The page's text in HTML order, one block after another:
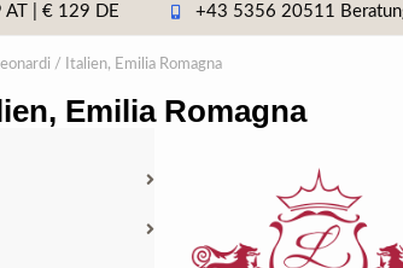
AT | € 129 DE +43 5356 20511
/ Italien, Emilia Romagna
Emilia Romagna